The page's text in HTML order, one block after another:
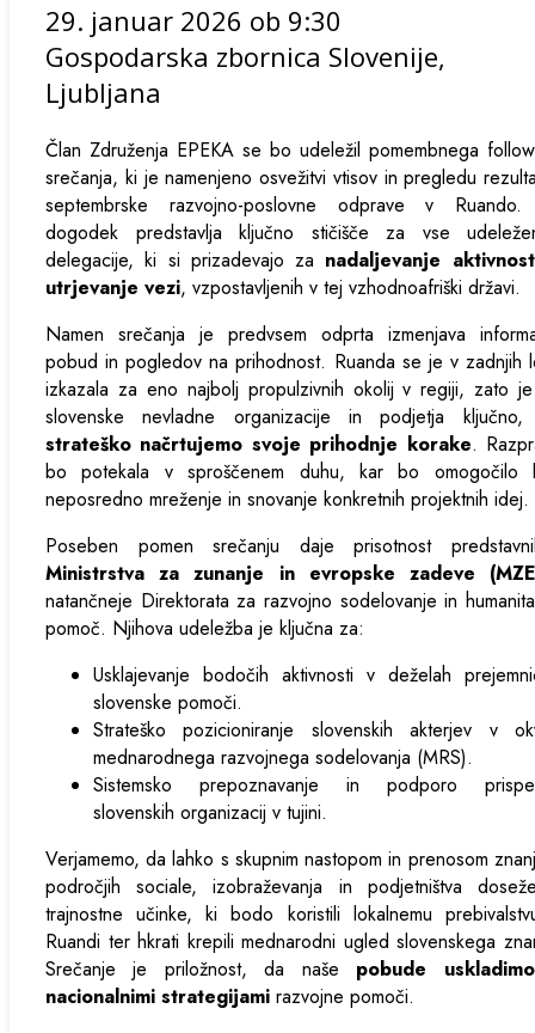
29. januar 2026 ob 9:30
Gospodarska zbornica Slovenije,
Ljubljana
Član Združenja EPEKA se bo udeležil pomembnega
srečanja, ki je namenjeno osvežitvi vtisov in pregledu
septembrske razvojno-poslovne odprave v
dogodek predstavlja ključno stičišče za vse
delegacije, ki si prizadevajo za nadaljevanje
utrjevanje vezi, vzpostavljenih v tej vzhodnoafriški državi.
Namen srečanja je predvsem odprta izmenjava
pobud in pogledov na prihodnost. Ruanda se je v zadnjih
izkazala za eno najbolj propulzivnih okolij v regiji, zato
slovenske nevladne organizacije in podjetja
strateško načrtujemo svoje prihodnje korake.
bo potekala v sproščenem duhu, kar bo omogočilo
neposredno mreženje in snovanje konkretnih projektnih idej.
Poseben pomen srečanju daje prisotnost
Ministrstva za zunanje in evropske zadeve
natančneje Direktorata za razvojno sodelovanje in
pomoč. Njihova udeležba je ključna za:
Usklajevanje bodočih aktivnosti v deželah
slovenske pomoči.
Strateško pozicioniranje slovenskih akterjev v
mednarodnega razvojnega sodelovanja (MRS).
Sistemsko prepoznavanje in podporo
slovenskih organizacij v tujini.
Verjamemo, da lahko s skupnim nastopom in prenosom
področjih sociale, izobraževanja in podjetništva
trajnostne učinke, ki bodo koristili lokalnemu
Ruandi ter hkrati krepili mednarodni ugled slovenskega
Srečanje je priložnost, da naše pobude
nacionalnimi strategijami razvojne pomoči.